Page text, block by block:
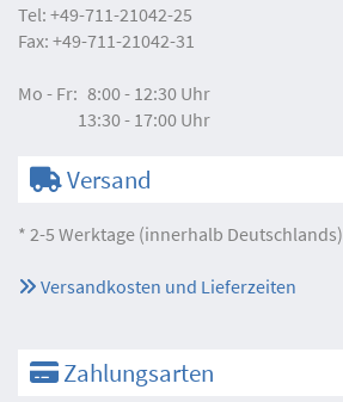
Tel: +49-711-21042-25
Fax: +49-711-21042-31
Mo - Fr: 8:00 - 12:30 Uhr
13:30 - 17:00 Uhr
Versand
* 2-5 Werktage (innerhalb Deutschlands)
Versandkosten und Lieferzeiten
Zahlungsarten